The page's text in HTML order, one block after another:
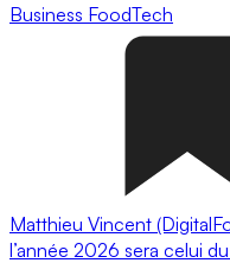
Business FoodTech
Matthieu Vincent
l’année 2026 sera celui